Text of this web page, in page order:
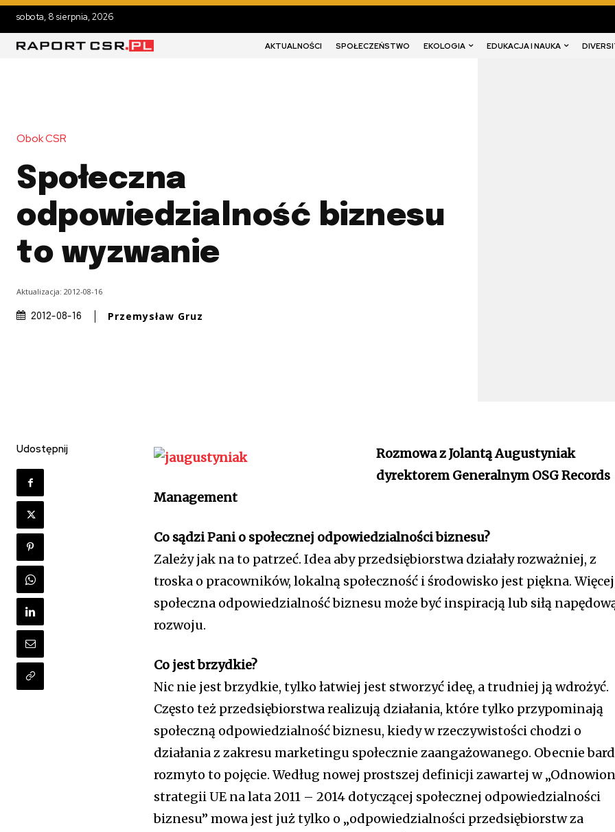
sobota, 8 sierpnia, 2026
AKTUALNOŚCI SPOŁECZEŃSTWO EKOLOGIA EDUKACJA I NAUKA
Obok CSR
Społeczna
odpowiedzialność biznesu
to wyzwanie
Aktualizacja: 2012-08-16
2012-08-16 Przemysław Gruz
Udostępnij
Rozmowa z Jolantą Augustyniak
dyrektorem Generalnym OSG Records
Management
Co sądzi Pani o społecznej odpowiedzialności biznesu?
Zależy jak na to patrzeć. Idea aby przedsiębiorstwa działały rozważniej, z
troska o pracowników, lokalną społeczność i środowisko jest piękna.
społeczna odpowiedzialność biznesu może być inspiracją lub siłą
rozwoju.
Co jest brzydkie?
Nic nie jest brzydkie, tylko łatwiej jest stworzyć ideę, a trudniej ją wdrożyć.
Często też przedsiębiorstwa realizują działania, które tylko przypominają
społeczną odpowiedzialność biznesu, kiedy w rzeczywistości chodzi o
działania z zakresu marketingu społecznie zaangażowanego. Obecnie
rozmyto to pojęcie. Według nowej prostszej definicji zawartej w
strategii UE na lata 2011 – 2014 dotyczącej społecznej odpowiedzialności
biznesu” mowa jest już tylko o „odpowiedzialności przedsiębiorstw za